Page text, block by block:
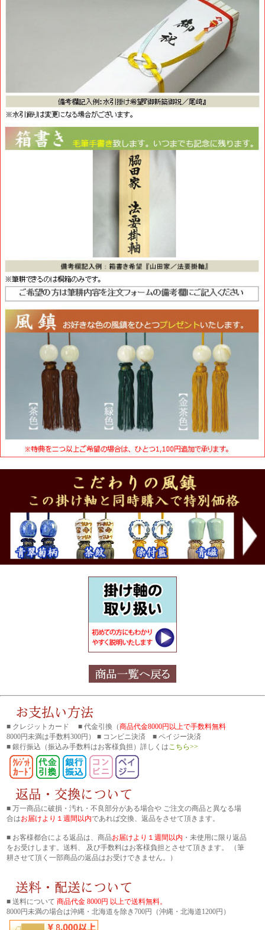
■ クレジットカード ■ 代金引換（商品代金8000円以上で手数料無料
8000円未満は手数料300円） ■ コンビニ決済 ■ ペイジー決済
■ 銀行振込 （振込み手数料はお客様負担）詳しくは こちら>>
■ 万一商品に破損・汚れ・不良部分がある場合や ご注文の商品と異なる場
合はお届けより１週間以内であれば交換、返品をさせて頂きます。
■ お客様都合による返品は、商品お届けより１週間以内 ・未使用に限り返品
をお受けします。送料、 及び手数料はお客様負担とさせて頂きます。 （筆
耕させて頂く一部商品の返品はお受けできません。）
■ 送料について 商品代金 8000円 以上で送料無料。
8000円未満の場合は沖縄・北海道を除き700円（沖縄・北海道1200円）